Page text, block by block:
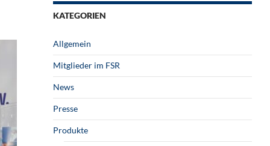
KATEGORIEN
Allgemein
Mitglieder im FSR
News
Presse
Produkte